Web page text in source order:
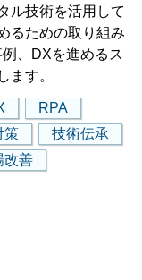
ル技術を活用して
るための取り組み
、DXを進めるス
ます。
RPA
策
技術伝承
改善